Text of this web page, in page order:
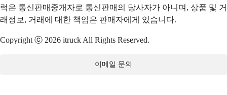
럭은 통신판매중개자로 통신판매의 당사자가 아니며, 상품 및 거
래정보, 거래에 대한 책임은 판매자에게 있습니다.
Copyright ⓒ 2026 itruck All Rights Reserved.
이메일 문의